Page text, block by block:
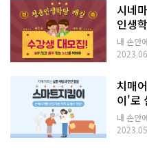
시네
인생
내 손안
치매
이'로
내 손안